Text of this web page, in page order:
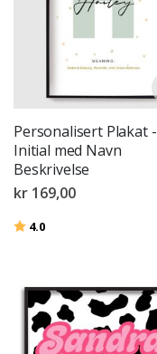
Personalisert Plakat -
Initial med Navn
Beskrivelse
kr 169,00
Karakter:
4.0